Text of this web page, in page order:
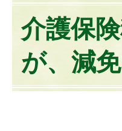
介護保
が、減